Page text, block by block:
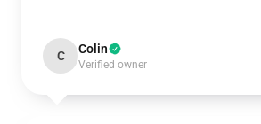
C Colin
Verified owner